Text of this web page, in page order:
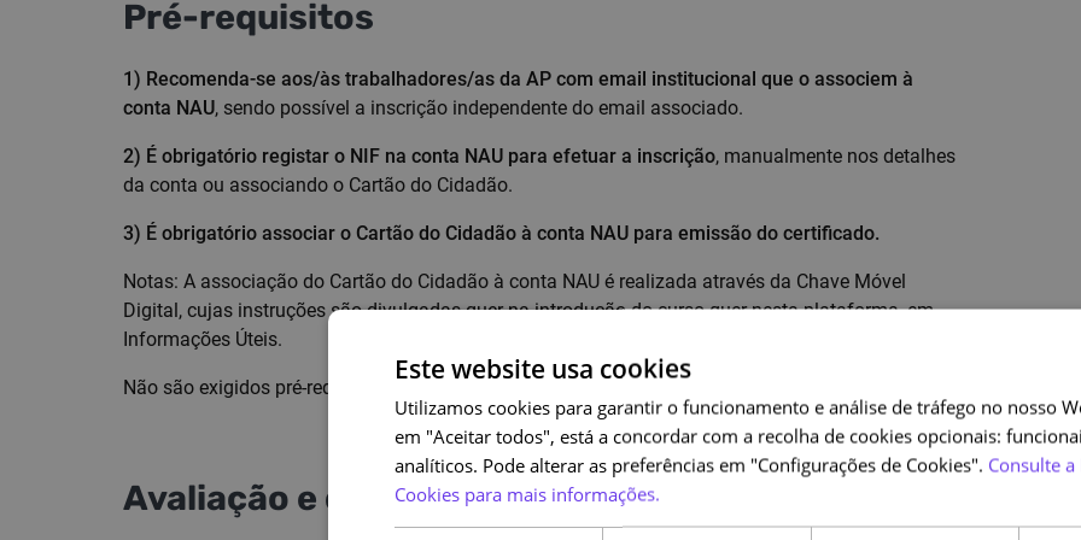
Pré-requisitos
1) Recomenda-se aos/às trabalhadores/as da AP com email institucional que o associem à
conta NAU, sendo possível a inscrição independente do email associado.
2) É obrigatório registar o NIF na conta NAU para efetuar a inscrição, manualmente nos detalhes
da conta ou associando o Cartão do Cidadão.
3) É obrigatório associar o Cartão do Cidadão à conta NAU para emissão do certificado.
Notas: A associação do Cartão do Cidadão à conta NAU é realizada através da Chave Móvel
Digital, cujas instruções são divulgadas quer na introdução do curso quer nesta plataforma, em
Informações Úteis.
Não são exigidos pré-requisitos de conhecimentos técnicos para frequentar este curso.
Avaliação e certificação
Este website usa cookies
Utilizamos cookies para garantir o funcionamento e análise de tráfego no nosso
em "Aceitar todos", está a concordar com a recolha de cookies opcionais:
analíticos. Pode alterar as preferências em "Configurações de Cookies". Consulte
Cookies para mais informações.